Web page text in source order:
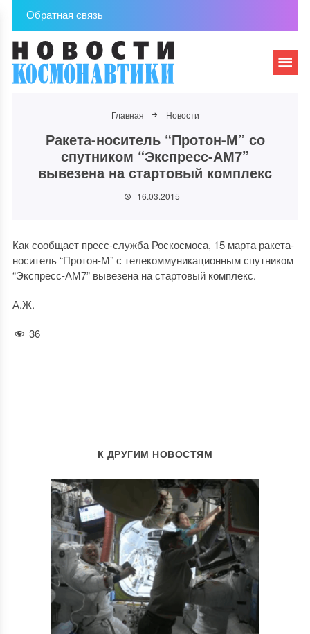
Обратная связь
Главная Новости
Ракета-носитель “Протон-М” со
спутником “Экспресс-АМ7”
вывезена на стартовый комплекс
16.03.2015
Как сообщает пресс-служба Роскосмоса, 15 марта ракета-
носитель “Протон-М” с телекоммуникационным спутником
“Экспресс-АМ7” вывезена на стартовый комплекс.
А.Ж.
36
К ДРУГИМ НОВОСТЯМ